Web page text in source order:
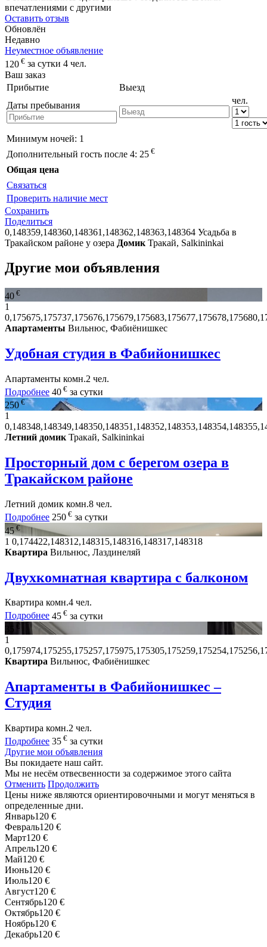
впечатлениями с другими
Оставить отзыв
Обновлён
Недавно
Неуместное объявление
120 € за сутки 4 чел.
Ваш заказ
Прибытие
Выезд
Даты пребывания
чел.
Минимум ночей: 1
Дополнительный гость после 4: 25 €
Общая цена
Связаться
Проверить наличие мест
Сохранить
Поделиться
0,148359,148360,148361,148362,148363,148364 Усадьба в
Тракайском районе у озера Домик Тракай, Salkininkai
Другие мои объявления
40 €
1
Апартаменты Вильнюс, Фабиёнишкес
Удобная студия в Фабийонишкес
Апартаменты комн.2 чел.
Подробнее 40 € за сутки
250 €
1
Летний домик Тракай, Salkininkai
Просторный дом с берегом озера в
Тракайском районе
Летний домик комн.8 чел.
Подробнее 250 € за сутки
45 €
1 0,174422,148312,148315,148316,148317,148318
Квартира Вильнюс, Лаздинеляй
Двухкомнатная квартира с балконом
Квартира комн.4 чел.
Подробнее 45 € за сутки
35 €
1
Квартира Вильнюс, Фабиёнишкес
Апартаменты в Фабийонишкес –
Студия
Квартира комн.2 чел.
Подробнее 35 € за сутки
Другие мои объявления
Вы покидаете наш сайт.
Мы не несём отвесвенности за содержимое этого сайта
Отменить Продолжить
Цены ниже являются ориентировочными и могут меняться в
определенные дни.
Январь120 €
Февраль120 €
Март120 €
Апрель120 €
Май120 €
Июнь120 €
Июль120 €
Август120 €
Сентябрь120 €
Октябрь120 €
Ноябрь120 €
Декабрь120 €